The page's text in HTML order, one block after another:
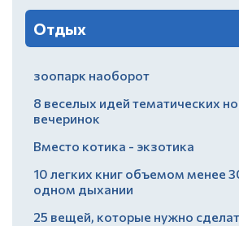
Отдых
зоопарк наоборот
8 веселых идей тематических
вечеринок
Вместо котика - экзотика
10 легких книг объемом менее
одном дыхании
25 вещей, которые нужно